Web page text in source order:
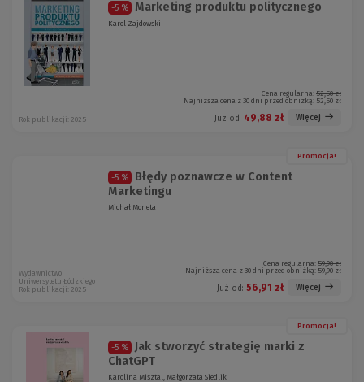
-5 % Marketing produktu politycznego
Karol Zajdowski
Cena regularna: 52,50 zł
Najniższa cena z 30 dni przed obniżką: 52,50 zł
Już od: 49,88 zł Więcej
Rok publikacji: 2025
Promocja!
-5 %
Błędy poznawcze w Content
Marketingu
Michał Moneta
Cena regularna: 59,90 zł
Najniższa cena z 30 dni przed obniżką: 59,90 zł
Już od: 56,91 zł Więcej
Wydawnictwo
Uniwersytetu Łódzkiego
Rok publikacji: 2025
Promocja!
-5 %
Jak stworzyć strategię marki z
ChatGPT
Karolina Misztal, Małgorzata Siedlik